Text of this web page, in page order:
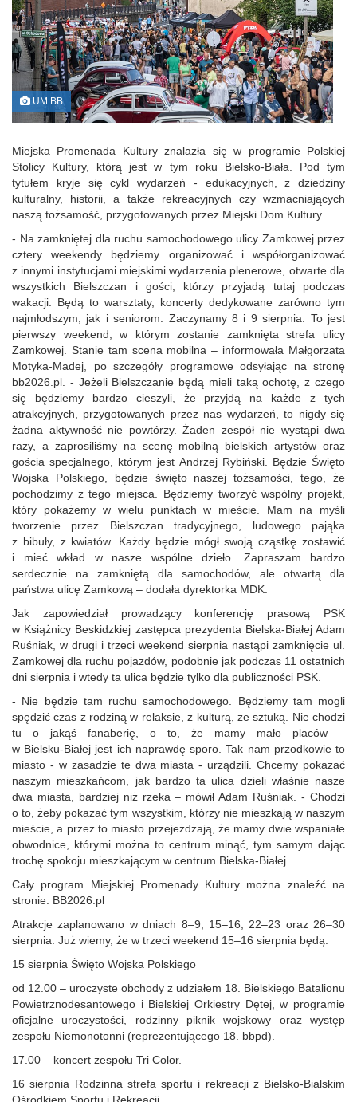
UM BB
Miejska Promenada Kultury znalazła się w programie Polskiej
Stolicy Kultury, którą jest w tym roku Bielsko‑Biała. Pod tym
tytułem kryje się cykl wydarzeń - edukacyjnych, z dziedziny
kulturalny, historii, a także rekreacyjnych czy wzmacniających
naszą tożsamość, przygotowanych przez Miejski Dom Kultury.
- Na zamkniętej dla ruchu samochodowego ulicy Zamkowej przez
cztery weekendy będziemy organizować i współorganizować
z innymi instytucjami miejskimi wydarzenia plenerowe, otwarte dla
wszystkich Bielszczan i gości, którzy przyjadą tutaj podczas
wakacji. Będą to warsztaty, koncerty dedykowane zarówno tym
najmłodszym, jak i seniorom. Zaczynamy 8 i 9 sierpnia. To jest
pierwszy weekend, w którym zostanie zamknięta strefa ulicy
Zamkowej. Stanie tam scena mobilna – informowała Małgorzata
Motyka‑Madej, po szczegóły programowe odsyłając na stronę
bb2026.pl. - Jeżeli Bielszczanie będą mieli taką ochotę, z czego
się będziemy bardzo cieszyli, że przyjdą na każde z tych
atrakcyjnych, przygotowanych przez nas wydarzeń, to nigdy się
żadna aktywność nie powtórzy. Żaden zespół nie wystąpi dwa
razy, a zaprosiliśmy na scenę mobilną bielskich artystów oraz
gościa specjalnego, którym jest Andrzej Rybiński. Będzie Święto
Wojska Polskiego, będzie święto naszej tożsamości, tego, że
pochodzimy z tego miejsca. Będziemy tworzyć wspólny projekt,
który pokażemy w wielu punktach w mieście. Mam na myśli
tworzenie przez Bielszczan tradycyjnego, ludowego pająka
z bibuły, z kwiatów. Każdy będzie mógł swoją cząstkę zostawić
i mieć wkład w nasze wspólne dzieło. Zapraszam bardzo
serdecznie na zamkniętą dla samochodów, ale otwartą dla
państwa ulicę Zamkową – dodała dyrektorka MDK.
Jak zapowiedział prowadzący konferencję prasową PSK
w Książnicy Beskidzkiej zastępca prezydenta Bielska‑Białej Adam
Ruśniak, w drugi i trzeci weekend sierpnia nastąpi zamknięcie ul.
Zamkowej dla ruchu pojazdów, podobnie jak podczas 11 ostatnich
dni sierpnia i wtedy ta ulica będzie tylko dla publiczności PSK.
- Nie będzie tam ruchu samochodowego. Będziemy tam mogli
spędzić czas z rodziną w relaksie, z kulturą, ze sztuką. Nie chodzi
tu o jakąś fanaberię, o to, że mamy mało placów –
w Bielsku‑Białej jest ich naprawdę sporo. Tak nam przodkowie to
miasto - w zasadzie te dwa miasta - urządzili. Chcemy pokazać
naszym mieszkańcom, jak bardzo ta ulica dzieli właśnie nasze
dwa miasta, bardziej niż rzeka – mówił Adam Ruśniak. - Chodzi
o to, żeby pokazać tym wszystkim, którzy nie mieszkają w naszym
mieście, a przez to miasto przejeżdżają, że mamy dwie wspaniałe
obwodnice, którymi można to centrum minąć, tym samym dając
trochę spokoju mieszkającym w centrum Bielska‑Białej.
Cały program Miejskiej Promenady Kultury można znaleźć na
stronie: BB2026.pl
Atrakcje zaplanowano w dniach 8–9, 15–16, 22–23 oraz 26–30
sierpnia. Już wiemy, że w trzeci weekend 15–16 sierpnia będą:
15 sierpnia Święto Wojska Polskiego
od 12.00 – uroczyste obchody z udziałem 18. Bielskiego Batalionu
Powietrznodesantowego i Bielskiej Orkiestry Dętej, w programie
oficjalne uroczystości, rodzinny piknik wojskowy oraz występ
zespołu Niemonotonni (reprezentującego 18. bbpd).
17.00 – koncert zespołu Tri Color.
16 sierpnia Rodzinna strefa sportu i rekreacji z Bielsko‑Bialskim
Ośrodkiem Sportu i Rekreacji